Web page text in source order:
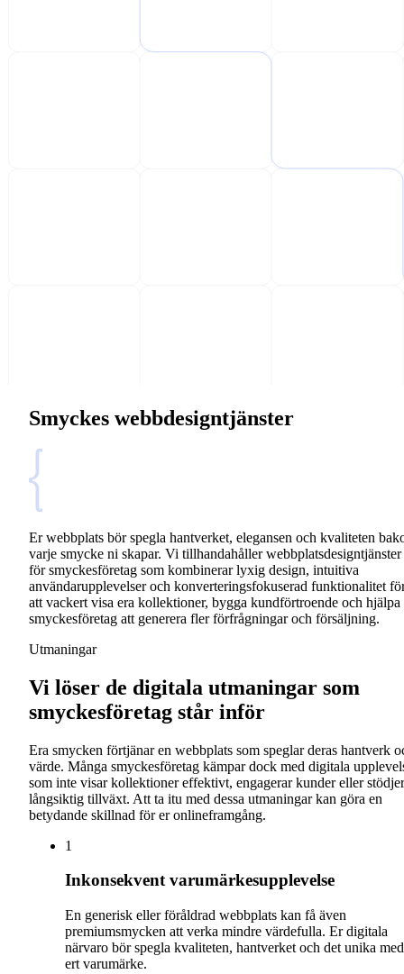
Smyckes webbdesigntjänster
Er webbplats bör spegla hantverket, elegansen och kvaliteten
varje smycke ni skapar. Vi tillhandahåller webbplatsdesigntjänster
för smyckesföretag som kombinerar lyxig design, intuitiva
användarupplevelser och konverteringsfokuserad funktionalitet
att vackert visa era kollektioner, bygga kundförtroende och hjälpa
smyckesföretag att generera fler förfrågningar och försäljning.
Utmaningar
Vi löser de digitala utmaningar som
smyckesföretag står inför
Era smycken förtjänar en webbplats som speglar deras hantverk
värde. Många smyckesföretag kämpar dock med digitala
som inte visar kollektioner effektivt, engagerar kunder eller stödjer
långsiktig tillväxt. Att ta itu med dessa utmaningar kan göra en
betydande skillnad för er onlineframgång.
1
Inkonsekvent varumärkesupplevelse
En generisk eller föråldrad webbplats kan få även
premiumsmycken att verka mindre värdefulla. Er digitala
närvaro bör spegla kvaliteten, hantverket och det unika med
ert varumärke.